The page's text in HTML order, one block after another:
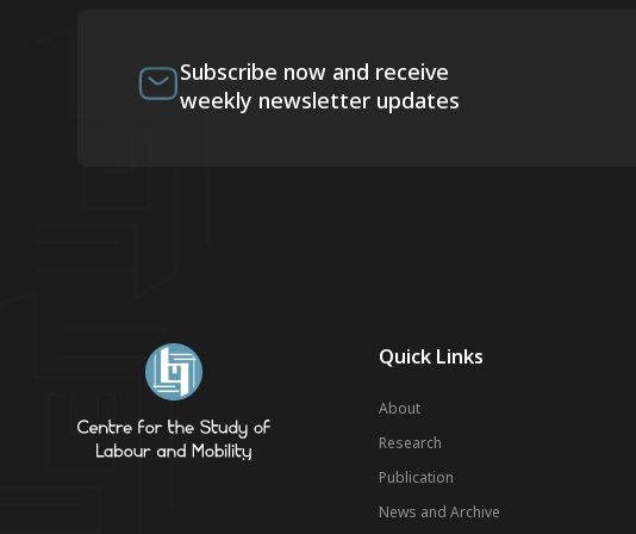
Subscribe now and receive
weekly newsletter updates
Quick Links
About
Research
Publication
News and Archive